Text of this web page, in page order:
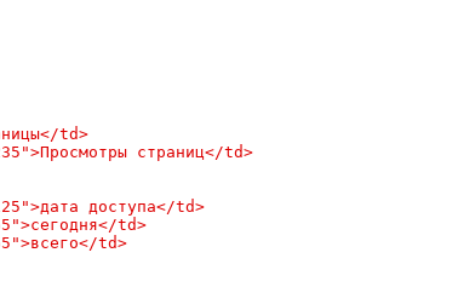
td>
страниц</td>
доступа</td>
td>
td>